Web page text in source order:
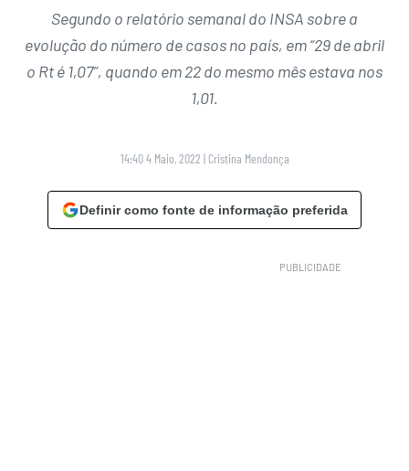
Segundo o relatório semanal do INSA sobre a
evolução do número de casos no país, em “29 de abril
o Rt é 1,07”, quando em 22 do mesmo mês estava nos
1,01.
14:40 4 Maio, 2022 | Cristina Mendonça
Definir como fonte de informação preferida